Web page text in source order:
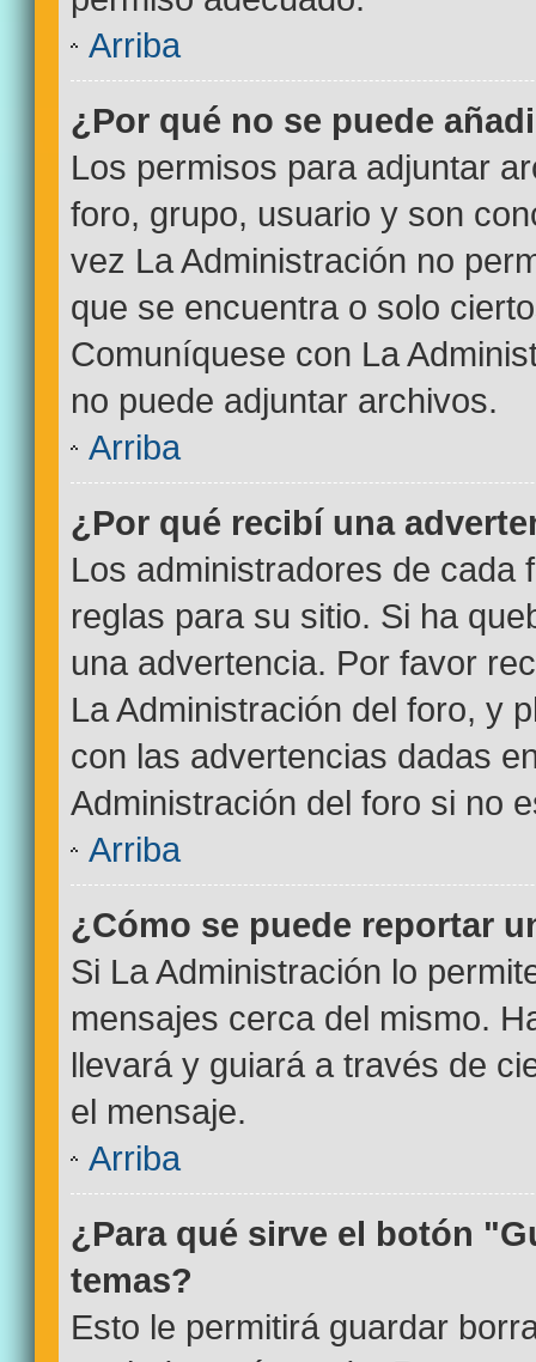
Arriba
¿Por qué no se puede
Los permisos para adjuntar
foro, grupo, usuario y son
vez La Administración no
que se encuentra o solo
Comuníquese con La
no puede adjuntar archivos.
Arriba
¿Por qué recibí una
Los administradores de cada
reglas para su sitio. Si ha
una advertencia. Por favor
La Administración del foro, y
con las advertencias dadas
Administración del foro si no
Arriba
¿Cómo se puede reportar
Si La Administración lo
mensajes cerca del mismo.
llevará y guiará a través de
el mensaje.
Arriba
¿Para qué sirve el botón
temas?
Esto le permitirá guardar